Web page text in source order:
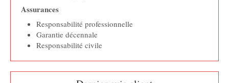
Assurances
Responsabilité professionnelle
Garantie décennale
Responsabilité civile